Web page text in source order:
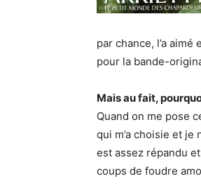
par chance, l’a
pour la bande-
Mais au fait,
Quand on me pose
qui m’a choisie et je
est assez répandu
coups de foudre